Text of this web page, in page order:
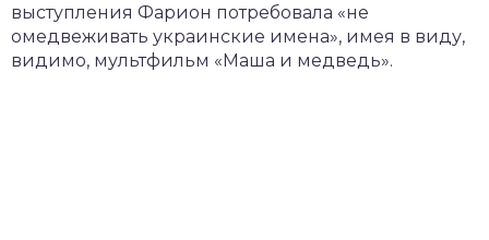
выступления Фарион потребовала «не
омедвеживать украинские имена», имея в виду,
видимо, мультфильм «Маша и медведь».